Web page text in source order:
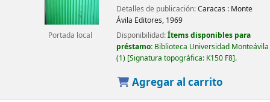
Portada local
Detalles de publicación:Caracas : Monte
Ávila Editores, 1969
Disponibilidad:Ítems disponibles para
préstamo: Biblioteca Universidad Monteávila
(1) Signatura topográfica: K150 F8 .
Agregar al carrito